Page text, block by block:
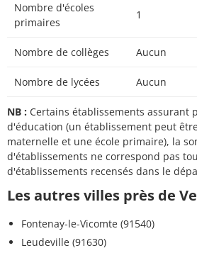
Nombre d'écoles
primaires
1
Nombre de collèges Aucun
Nombre de lycées Aucun
NB : Certains établissements assurant
d'éducation (un établissement peut
maternelle et une école primaire), la
d'établissements ne correspond pas
d'établissements recensés dans le
Les autres villes près de
Fontenay-le-Vicomte (91540)
Leudeville (91630)